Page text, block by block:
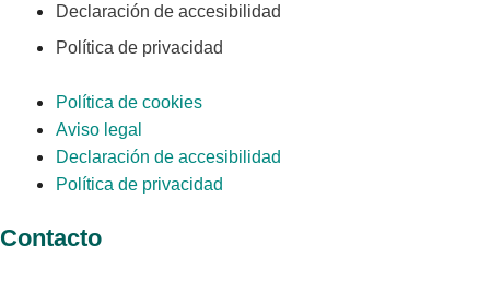
Declaración de accesibilidad
Política de privacidad
Política de cookies
Aviso legal
Declaración de accesibilidad
Política de privacidad
Contacto